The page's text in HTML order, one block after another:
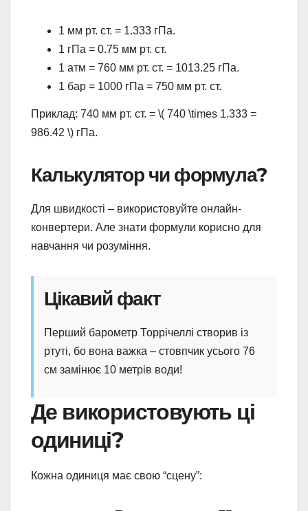
1 мм рт. ст. = 1.333 гПа.
1 гПа = 0.75 мм рт. ст.
1 атм = 760 мм рт. ст. = 1013.25 гПа.
1 бар = 1000 гПа = 750 мм рт. ст.
Приклад: 740 мм рт. ст. = \( 740 \times 1.333 =
986.42 \) гПа.
Калькулятор чи формула?
Для швидкості – використовуйте онлайн-
конвертери. Але знати формули корисно для
навчання чи розуміння.
Цікавий факт
Перший барометр Торрічеллі створив із
ртуті, бо вона важка – стовпчик усього 76
см замінює 10 метрів води!
Де використовують ці
одиниці?
Кожна одиниця має свою “сцену”: